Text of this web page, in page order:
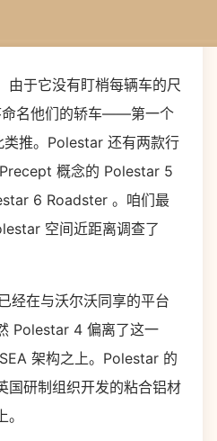
由于它没有盯梢每辆车的尺
名他们的轿车——第一个
推。Polestar 还有两款行
概念的 Polestar 5
6 Roadster 。咱们最
空间近距离调查了
经在与沃尔沃同享的平台
Polestar 4 偏离了这一
架构之上。Polestar 的
国研制组织开发的粘合铝材